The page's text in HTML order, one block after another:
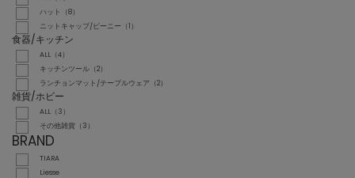
ハット（8）
ニットキャップ/ビーニー（1）
食器/キッチン
ALL（4）
キッチンツール（2）
ランチョンマット/テーブルウェア（2）
雑貨/ホビー
ALL（3）
その他雑貨（3）
BRAND
TIARA
Liesse